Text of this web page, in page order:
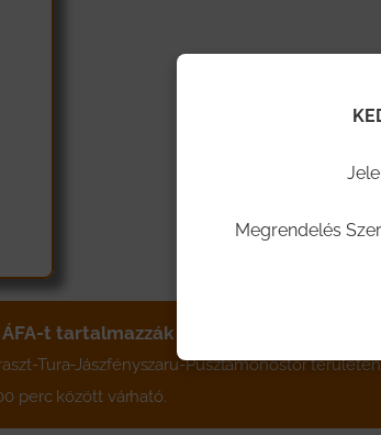
t tartalmazzák
Tura-Jászfényszaru-Pusztamonostor
perc között várható.
Megrendelés